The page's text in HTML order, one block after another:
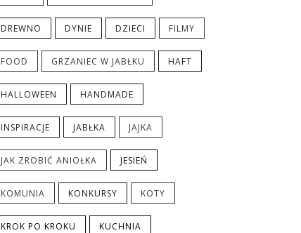
DREWNO DYNIE DZIECI FILMY
FOOD GRZANIEC W JABŁKU HAFT
HALLOWEEN HANDMADE
INSPIRACJE JABŁKA JAJKA
JAK ZROBIĆ ANIOŁKA JESIEŃ
KOMUNIA KONKURSY KOTY
KROK PO KROKU KUCHNIA